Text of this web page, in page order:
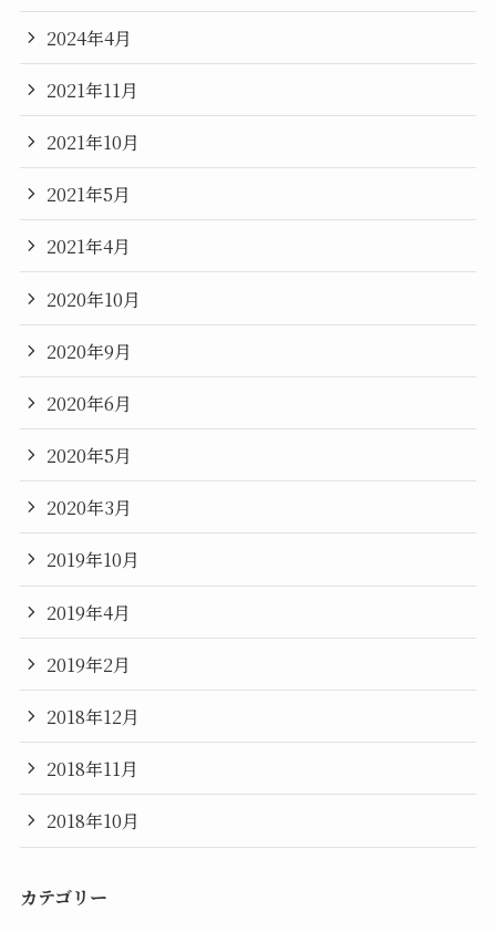
2024年4月
2021年11月
2021年10月
2021年5月
2021年4月
2020年10月
2020年9月
2020年6月
2020年5月
2020年3月
2019年10月
2019年4月
2019年2月
2018年12月
2018年11月
2018年10月
カテゴリー